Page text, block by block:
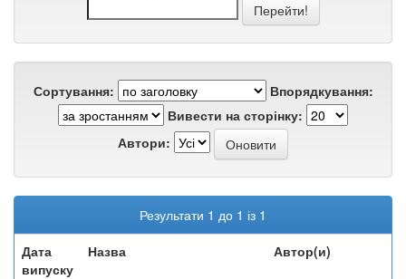
Сортування:
Впорядкування:
Вивести на сторінку:
Автори:
Результати 1 до 1 із 1
Дата
випуску
Назва Автор(и)